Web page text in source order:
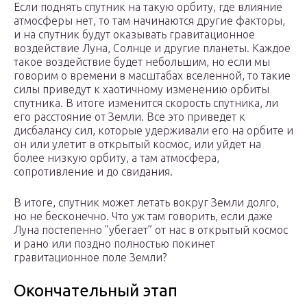
Если поднять спутник на такую орбиту, где влияние
атмосферы нет, то там начинаются другие факторы,
и на спутник будут оказывать гравитационное
воздействие Луна, Солнце и другие планеты. Каждое
такое воздействие будет небольшим, но если мы
говорим о времени в масштабах вселенной, то такие
силы приведут к хаотичному изменению орбиты
спутника. В итоге изменится скорость спутника, ли
его расстояние от Земли. Все это приведет к
дисбалансу сил, которые удерживали его на орбите и
он или улетит в открытый космос, или уйдет на
более низкую орбиту, а там атмосфера,
сопротивление и до свидания.
В итоге, спутник может летать вокруг Земли долго,
но не бесконечно. Что уж там говорить, если даже
Луна постепенно ”убегает” от нас в открытый космос
и рано или поздно полностью покинет
гравитационное поле Земли?
Окончательный этап